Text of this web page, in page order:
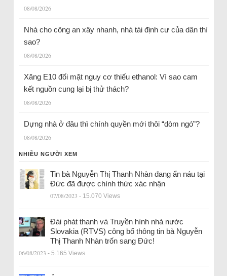
08/08/2026
Nhà cho công an xây nhanh, nhà tái định cư của dân thì
sao?
08/08/2026
Xăng E10 đối mặt nguy cơ thiếu ethanol: Vì sao cam
kết nguồn cung lại bị thử thách?
08/08/2026
Dựng nhà ở đâu thì chính quyền mới thôi “dòm ngó”?
08/08/2026
NHIỀU NGƯỜI XEM
Tin bà Nguyễn Thị Thanh Nhàn đang ẩn náu tại
Đức đã được chính thức xác nhận
07/08/2023 - 15.070 Views
Đài phát thanh và Truyền hình nhà nước
Slovakia (RTVS) công bố thông tin bà Nguyễn
Thị Thanh Nhàn trốn sang Đức!
06/08/2023 - 5.165 Views